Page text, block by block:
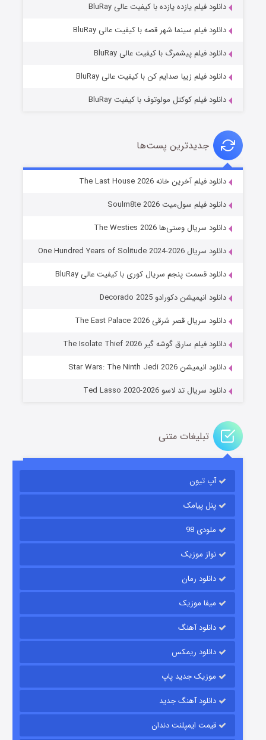
خاندان اژدها فصل ۳
جادوگری در مغولستان
قسمت۱۴ (زیرنویس) منتشر شد
رویایی برای تو
قسمت
دانلود فیلم یازده یازده با کیفیت عالی BluRay
دانلود فیلم سینما شهر قصه با کیفیت عالی BluRay
دانلود فیلم پیشمرگ با کیفیت عالی BluRay
دانلود فیلم زیبا صدایم کن با کیفیت عالی BluRay
دانلود فیلم کوکتل مولوتوف با کیفیت BluRay
جدیدترین پست‌ها
دانلود فیلم آخرین خانه The Last House 2026
دانلود فیلم سول‌میت Soulm8te 2026
دانلود سریال وستی‌ها The Westies 2026
دانلود سریال One Hundred Years of Solitude 2024-2026
دانلود قسمت پنجم سریال کوری با کیفیت عالی BluRay
دانلود انیمیشن دکورادو Decorado 2025
دانلود سریال قصر شرقی The East Palace 2026
دانلود فیلم سارق گوشه گیر The Isolate Thief 2026
دانلود انیمیشن Star Wars: The Ninth Jedi 2026
دانلود سریال تد لاسو Ted Lasso 2020-2026
تبلیغات متنی
آپ تیون
پنل پیامک
ملودی 98
نواز موزیک
دانلود رمان
میفا موزیک
دانلود آهنگ
دانلود ریمکس
موزیک جدید پاپ
دانلود آهنگ جدید
قیمت ایمپلنت دندان